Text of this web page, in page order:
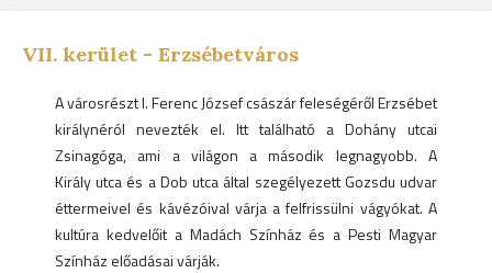
VII. kerület - Erzsébetváros
A városrészt I. Ferenc József császár feleségéről Erzsébet
királynéról nevezték el. Itt található a Dohány utcai
Zsinagóga, ami a világon a második legnagyobb. A
Király utca és a Dob utca által szegélyezett Gozsdu udvar
éttermeivel és kávézóival várja a felfrissülni vágyókat. A
kultúra kedvelőit a Madách Színház és a Pesti Magyar
Színház előadásai várják.